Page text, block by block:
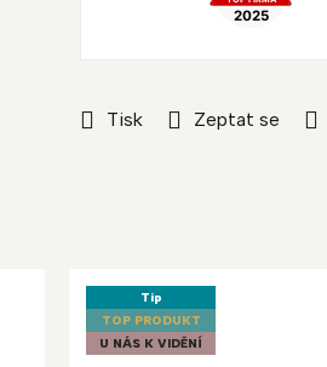
Tisk Zeptat se
Tip
TOP PRODUKT
U NÁS K VIDĚNÍ